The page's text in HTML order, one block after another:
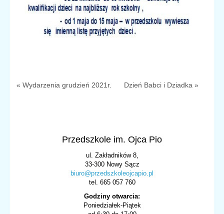
« Wydarzenia grudzień 2021r. Dzień Babci i Dziadka »
Przedszkole im. Ojca Pio
ul. Zakładników 8,
33-300 Nowy Sącz
biuro@przedszkoleojcapio.pl
tel. 665 057 760
Godziny otwarcia:
Poniedziałek-Piątek